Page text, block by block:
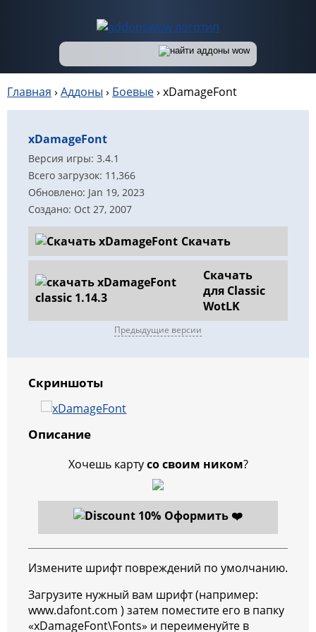
Главная › Аддоны › Боевые› xDamageFont
xDamageFont
Версия игры: 3.4.1
Всего загрузок: 11,366
Обновлено: Jan 19, 2023
Создано: Oct 27, 2007
Скачать
Скачать
для Classic
WotLK
Предыдущие версии
Скриншоты
Описание
Хочешь картусо своим ником?
Оформить ❤️
Измените шрифт повреждений по умолчанию.
Загрузите нужный вам шрифт (например:
www.dafont.com ) затем поместите его в папку
«xDamageFont\Fonts» и переименуйте в